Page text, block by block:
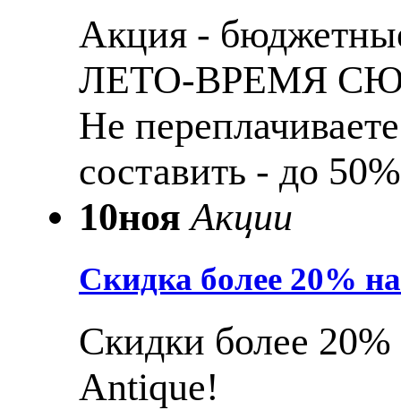
Акция -
ЛЕТО-ВРЕМЯ
Не
составить - до
10ноя Акции
Скидка более 20%
Скидки более
Antique!